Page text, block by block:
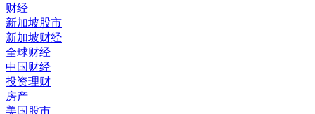
财经
新加坡股市
新加坡财经
全球财经
中国财经
投资理财
房产
美国股市